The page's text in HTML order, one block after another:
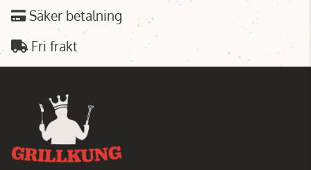
Säker betalning
Fri frakt